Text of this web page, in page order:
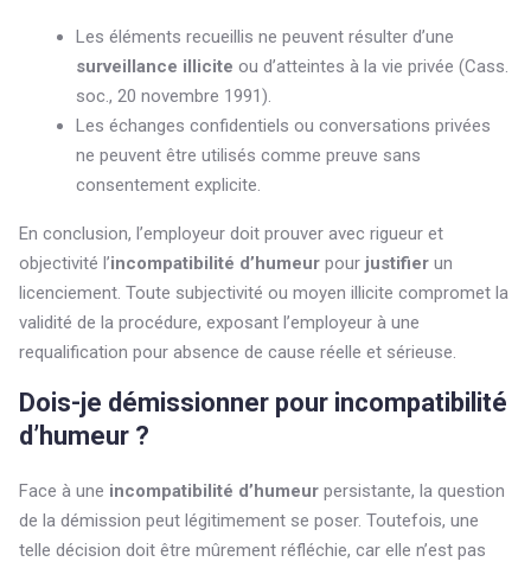
Les éléments recueillis ne peuvent résulter d’une
surveillance illicite ou d’atteintes à la vie privée (Cass.
soc., 20 novembre 1991).
Les échanges confidentiels ou conversations privées
ne peuvent être utilisés comme preuve sans
consentement explicite.
En conclusion, l’employeur doit prouver avec rigueur et
objectivité l’incompatibilité d’humeur pour justifier un
licenciement. Toute subjectivité ou moyen illicite compromet la
validité de la procédure, exposant l’employeur à une
requalification pour absence de cause réelle et sérieuse.
Dois-je démissionner pour incompatibilité
d’humeur ?
Face à une incompatibilité d’humeur persistante, la question
de la démission peut légitimement se poser. Toutefois, une
telle décision doit être mûrement réfléchie, car elle n’est pas